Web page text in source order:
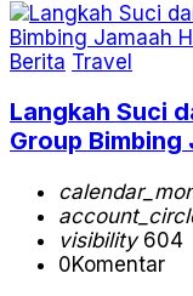
Berita Travel
Langkah Suci
Group Bimbing
visibility604
0Komentar